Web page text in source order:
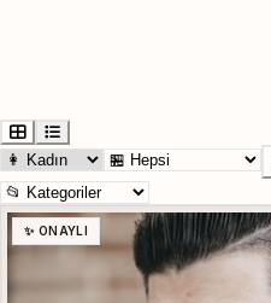
✨ ONAYLI